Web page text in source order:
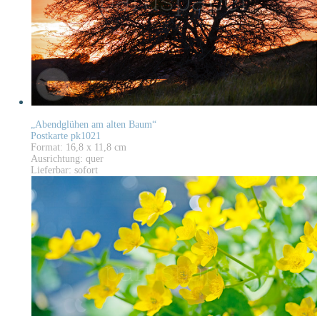
„Abendglühen am alten Baum“
Postkarte pk1021
Format: 16,8 x 11,8 cm
Ausrichtung: quer
Lieferbar: sofort